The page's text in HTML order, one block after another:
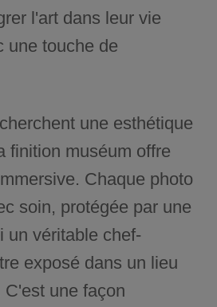
l'art dans leur vie
une touche de
une esthétique
finition muséum offre
Chaque photo
soin, protégée par une
un véritable chef-
exposé dans un lieu
une façon